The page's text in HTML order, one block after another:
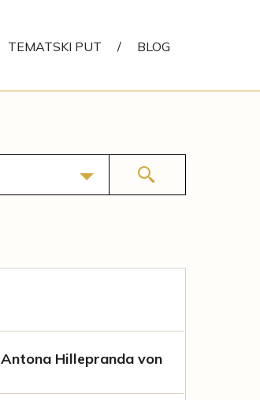
TEMATSKI PUT / BLOG
Hillepranda von